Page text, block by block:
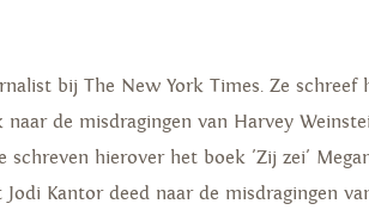
bij The New York Times. Ze
naar de misdragingen van Harvey
schreven hierover het boek 'Zij zei'
Kantor deed naar de misdragingen